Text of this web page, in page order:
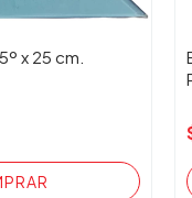
x 25 cm.